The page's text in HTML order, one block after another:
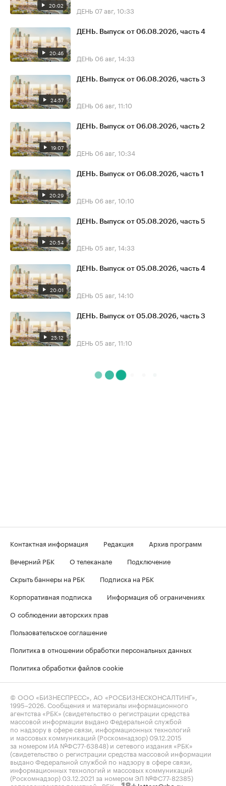
20:02 ДЕНЬ 07 авг, 10:33
20:46
ДЕНЬ. Выпуск от 06.08.2026, часть 4
ДЕНЬ 06 авг, 14:33
24:57
ДЕНЬ. Выпуск от 06.08.2026, часть 3
ДЕНЬ 06 авг, 11:10
19:07
ДЕНЬ. Выпуск от 06.08.2026, часть 2
ДЕНЬ 06 авг, 10:34
20:29
ДЕНЬ. Выпуск от 06.08.2026, часть 1
ДЕНЬ 06 авг, 10:10
20:54
ДЕНЬ. Выпуск от 05.08.2026, часть 5
ДЕНЬ 05 авг, 14:33
20:01
ДЕНЬ. Выпуск от 05.08.2026, часть 4
ДЕНЬ 05 авг, 14:10
25:12
ДЕНЬ. Выпуск от 05.08.2026, часть 3
ДЕНЬ 05 авг, 11:10
Контактная информация Редакция
Архив программ
Вечерний РБК
О телеканале
Подключение
Скрыть баннеры на РБК
Подписка на РБК
Корпоративная подписка
Информация об ограничениях
О соблюдении авторских прав
Пользовательское соглашение
Политика в отношении обработки персональных данных
Политика обработки файлов cookie
© ООО «БИЗНЕСПРЕСС», АО «РОСБИЗНЕСКОНСАЛТИНГ»,
1995–2026 . Сообщения и материалы информационного
агентства «РБК» (свидетельство о регистрации средства
массовой информации выдано Федеральной службой
по надзору в сфере связи, информационных технологий
и массовых коммуникаций (Роскомнадзор) 09.12.2015
за номером ИА №ФС77-63848) и сетевого издания «РБК»
(свидетельство о регистрации средства массовой информации
выдано Федеральной службой по надзору в сфере связи,
информационных технологий и массовых коммуникаций
(Роскомнадзор) 03.12.2021 за номером ЭЛ №ФС77-82385)